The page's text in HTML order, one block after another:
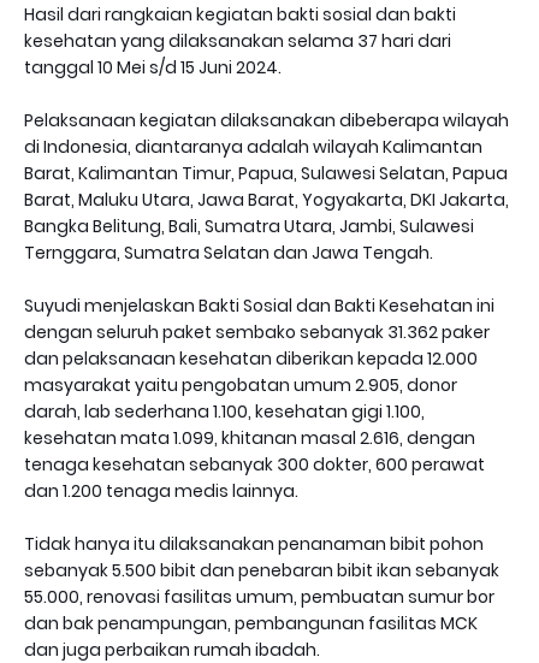
Hasil dari rangkaian kegiatan bakti sosial dan bakti
kesehatan yang dilaksanakan selama 37 hari dari
tanggal 10 Mei s/d 15 Juni 2024.
Pelaksanaan kegiatan dilaksanakan dibeberapa wilayah
di Indonesia, diantaranya adalah wilayah Kalimantan
Barat, Kalimantan Timur, Papua, Sulawesi Selatan, Papua
Barat, Maluku Utara, Jawa Barat, Yogyakarta, DKI Jakarta,
Bangka Belitung, Bali, Sumatra Utara, Jambi, Sulawesi
Ternggara, Sumatra Selatan dan Jawa Tengah.
Suyudi menjelaskan Bakti Sosial dan Bakti Kesehatan ini
dengan seluruh paket sembako sebanyak 31.362 paker
dan pelaksanaan kesehatan diberikan kepada 12.000
masyarakat yaitu pengobatan umum 2.905, donor
darah, lab sederhana 1.100, kesehatan gigi 1.100,
kesehatan mata 1.099, khitanan masal 2.616, dengan
tenaga kesehatan sebanyak 300 dokter, 600 perawat
dan 1.200 tenaga medis lainnya.
Tidak hanya itu dilaksanakan penanaman bibit pohon
sebanyak 5.500 bibit dan penebaran bibit ikan sebanyak
55.000, renovasi fasilitas umum, pembuatan sumur bor
dan bak penampungan, pembangunan fasilitas MCK
dan juga perbaikan rumah ibadah.